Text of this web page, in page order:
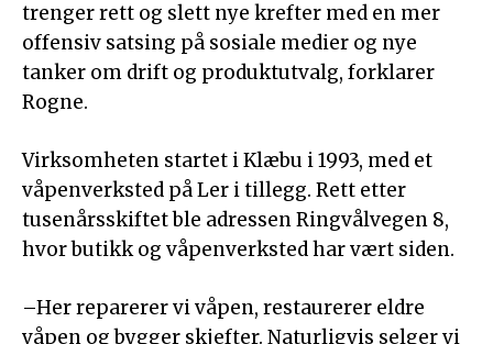
trenger rett og slett nye krefter med en mer
offensiv satsing på sosiale medier og nye
tanker om drift og produktutvalg, forklarer
Rogne.
Virksomheten startet i Klæbu i 1993, med et
våpenverksted på Ler i tillegg. Rett etter
tusenårsskiftet ble adressen Ringvålvegen 8,
hvor butikk og våpenverksted har vært siden.
–Her reparerer vi våpen, restaurerer eldre
våpen og bygger skjefter. Naturligvis selger vi